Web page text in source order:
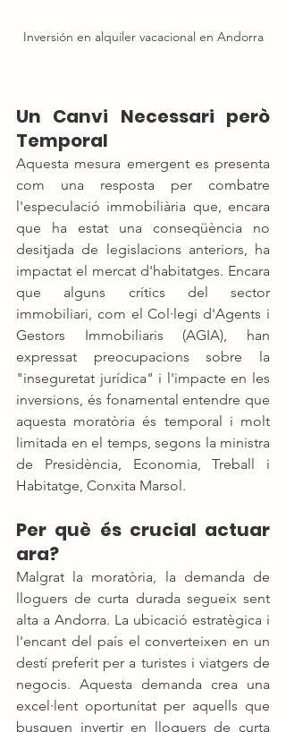
Inversión en alquiler vacacional en Andorra
Un Canvi Necessari però
Temporal
Aquesta mesura emergent es presenta
com una resposta per combatre
l'especulació immobiliària que, encara
que ha estat una conseqüència no
desitjada de legislacions anteriors, ha
impactat el mercat d'habitatges. Encara
que alguns crítics del sector
immobiliari, com el Col·legi d'Agents i
Gestors Immobiliaris (AGIA), han
expressat preocupacions sobre la
"inseguretat jurídica" i l'impacte en les
inversions, és fonamental entendre que
aquesta moratòria és temporal i molt
limitada en el temps, segons la ministra
de Presidència, Economia, Treball i
Habitatge, Conxita Marsol.
Per què és crucial actuar
ara?
Malgrat la moratòria, la demanda de
lloguers de curta durada segueix sent
alta a Andorra. La ubicació estratègica i
l'encant del país el converteixen en un
destí preferit per a turistes i viatgers de
negocis. Aquesta demanda crea una
excel·lent oportunitat per aquells que
busquen invertir en lloguers de curta